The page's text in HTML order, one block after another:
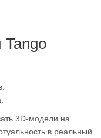
Tango
3D-модели на
в реальный